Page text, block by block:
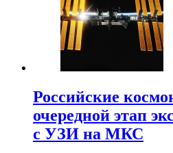
Российские
очередной этап
с УЗИ на МКС